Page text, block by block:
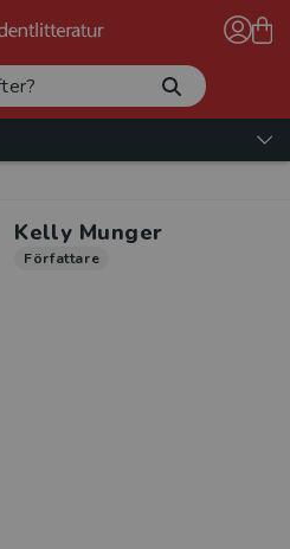
Kelly Munger
Författare